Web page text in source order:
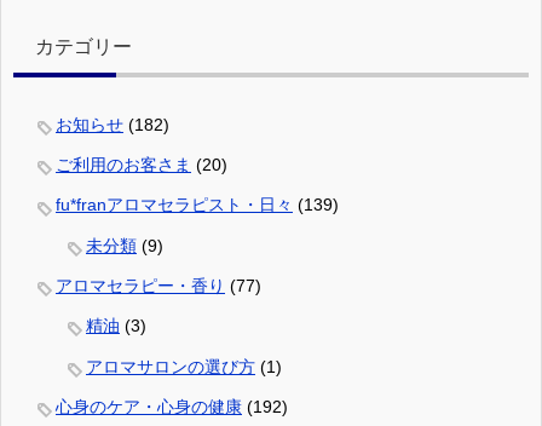
カテゴリー
お知らせ (182)
ご利用のお客さま (20)
fu*franアロマセラピスト・日々 (139)
未分類 (9)
アロマセラピー・香り (77)
精油 (3)
アロマサロンの選び方 (1)
心身のケア・心身の健康 (192)